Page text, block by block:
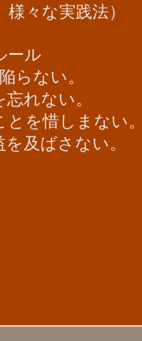
々な実践法）
ール
らない。
れない。
とを惜しまない
及ばさない。